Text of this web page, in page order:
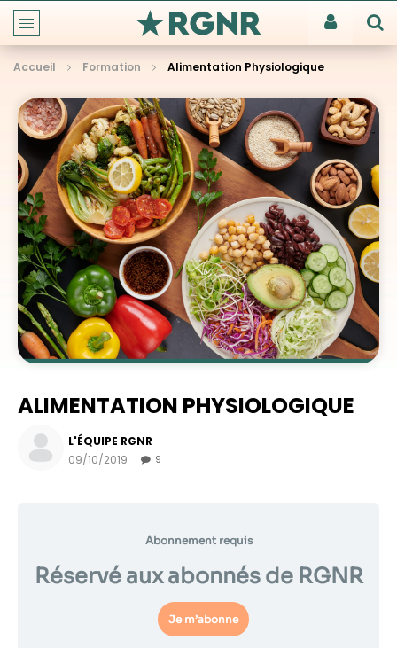
Accueil Formation Alimentation Physiologique
ALIMENTATION PHYSIOLOGIQUE
L'ÉQUIPE RGNR
09/10/2019
9
Abonnement requis
Réservé aux abonnés de RGNR
Je m’abonne
Nécessaire